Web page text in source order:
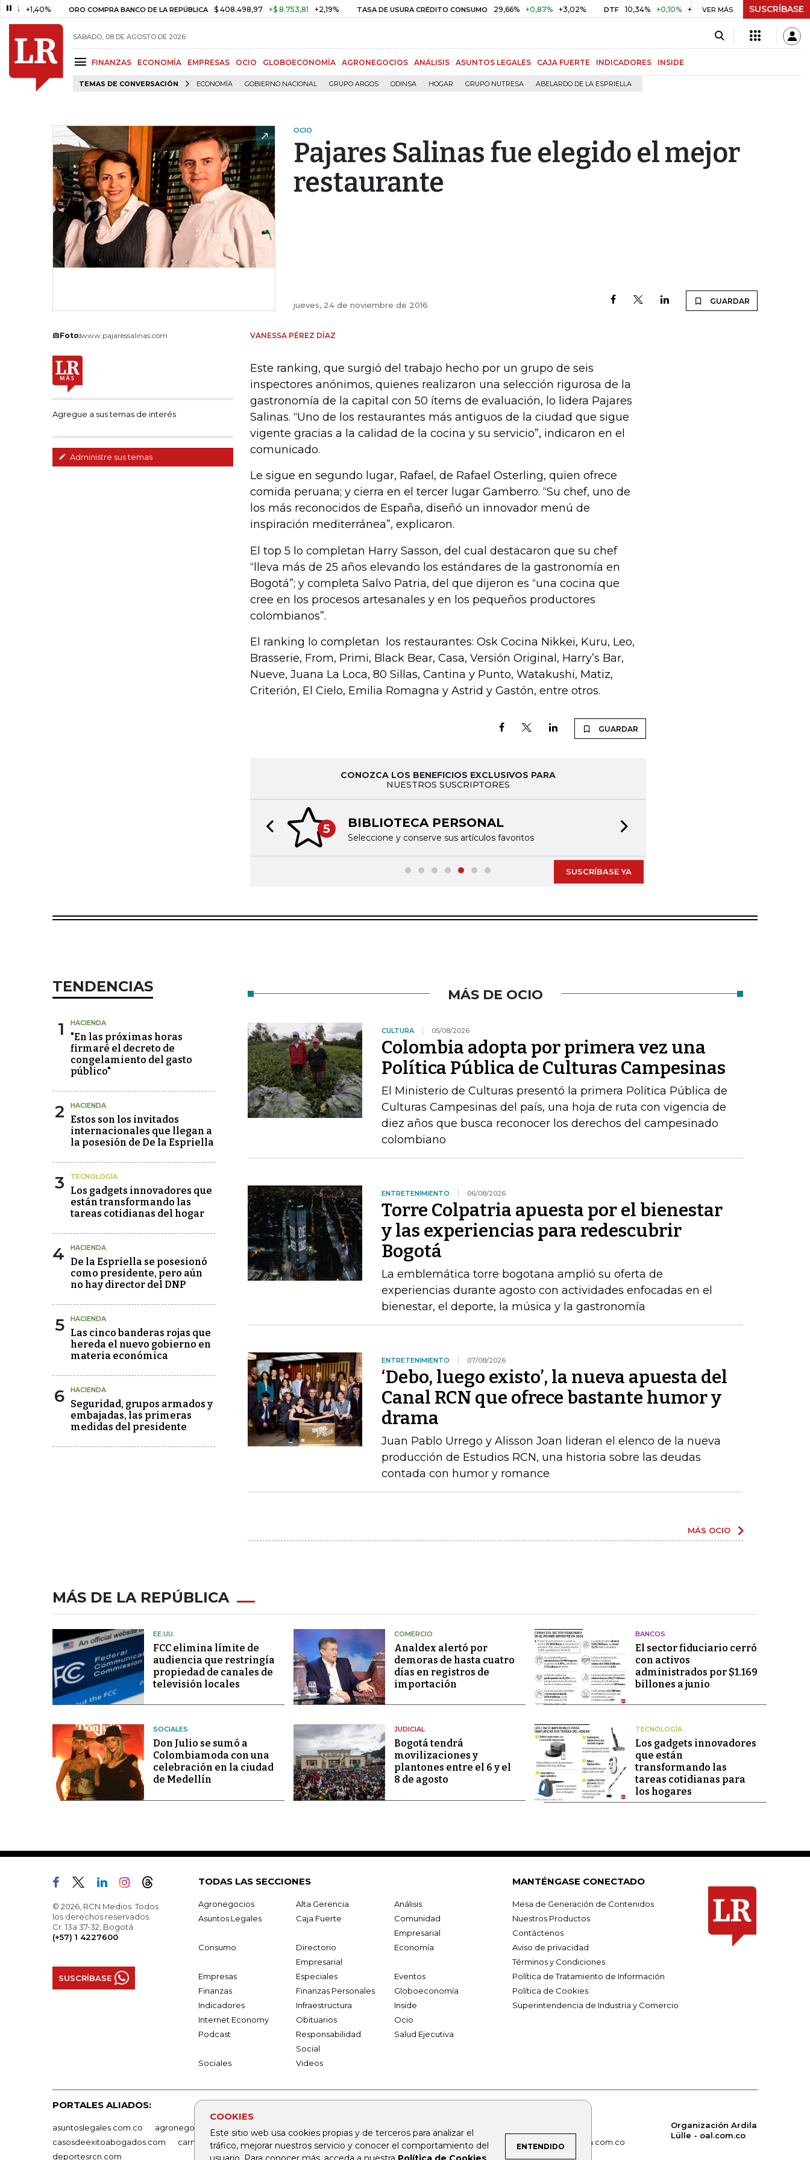
ORO COMPRA BANCO DE LA REPÚBLICA $ 408.498,97 +$ 8.753,81 +2,19% TASA DE USURA CRÉDITO CONSUMO 29,66% +0,87% +3,02% DTF 10,34% +0,10% +0,98% UVR $ 416,96 +$ 0,05
VER MÁS SUSCRÍBASE
SÁBADO, 08 DE AGOSTO DE 2026
FINANZAS ECONOMÍA EMPRESAS OCIO GLOBOECONOMÍA AGRONEGOCIOS ANÁLISIS ASUNTOS LEGALES CAJA FUERTE INDICADORES INSIDE
TEMAS DE CONVERSACIÓN ECONOMÍA GOBIERNO NACIONAL GRUPO ARGOS ODINSA HOGAR GRUPO NUTRESA ABELARDO DE LA ESPRIELLA
COOKIES
Este sitio web usa cookies propias y de terceros para analizar el
tráfico, mejorar nuestros servicio y conocer el comportamiento del
ENTENDIDO
OCIO
Pajares Salinas fue elegido el mejor
restaurante
jueves, 24 de noviembre de 2016 GUARDAR
Foto:www.pajaressalinas.com
Agregue a sus temas de interés
Administre sus temas
VANESSA PÉREZ DÍAZ
Este ranking, que surgió del trabajo hecho por un grupo de seis
inspectores anónimos, quienes realizaron una selección rigurosa de la
gastronomía de la capital con 50 ítems de evaluación, lo lidera Pajares
Salinas. “Uno de los restaurantes más antiguos de la ciudad que sigue
vigente gracias a la calidad de la cocina y su servicio”, indicaron en el
comunicado.
Le sigue en segundo lugar, Rafael, de Rafael Osterling, quien ofrece
comida peruana; y cierra en el tercer lugar Gamberro. “Su chef, uno de
los más reconocidos de España, diseñó un innovador menú de
inspiración mediterránea”, explicaron.
El top 5 lo completan Harry Sasson, del cual destacaron que su chef
“lleva más de 25 años elevando los estándares de la gastronomía en
Bogotá”; y completa Salvo Patria, del que dijeron es “una cocina que
cree en los procesos artesanales y en los pequeños productores
colombianos”.
El ranking lo completan los restaurantes: Osk Cocina Nikkei, Kuru, Leo,
Brasserie, From, Primi, Black Bear, Casa, Versión Original, Harry’s Bar,
Nueve, Juana La Loca, 80 Sillas, Cantina y Punto, Watakushi, Matiz,
Criterión, El Cielo, Emilia Romagna y Astrid y Gastón, entre otros.
GUARDAR
CONOZCA LOS BENEFICIOS EXCLUSIVOS PARA
NUESTROS SUSCRIPTORES
5 BIBLIOTECA PERSONAL
Seleccione y conserve sus artículos favoritos
Previous slide
SUSCRÍBASE YA
TENDENCIAS
1 HACIENDA
"En las próximas horas
firmaré el decreto de
congelamiento del gasto
público"
2 HACIENDA
Estos son los invitados
internacionales que llegan a
la posesión de De la Espriella
3 TECNOLOGÍA
Los gadgets innovadores que
están transformando las
tareas cotidianas del hogar
4 HACIENDA
De la Espriella se posesionó
como presidente, pero aún
no hay director del DNP
5 HACIENDA
Las cinco banderas rojas que
hereda el nuevo gobierno en
materia económica
6 HACIENDA
Seguridad, grupos armados y
embajadas, las primeras
medidas del presidente
MÁS DE OCIO
CULTURA 05/08/2026
Colombia adopta por primera vez una
Política Pública de Culturas Campesinas
El Ministerio de Culturas presentó la primera Política Pública de
Culturas Campesinas del país, una hoja de ruta con vigencia de
diez años que busca reconocer los derechos del campesinado
colombiano
ENTRETENIMIENTO 06/08/2026
Torre Colpatria apuesta por el bienestar
y las experiencias para redescubrir
Bogotá
La emblemática torre bogotana amplió su oferta de
experiencias durante agosto con actividades enfocadas en el
bienestar, el deporte, la música y la gastronomía
ENTRETENIMIENTO 07/08/2026
‘Debo, luego existo’, la nueva apuesta del
Canal RCN que ofrece bastante humor y
drama
Juan Pablo Urrego y Alisson Joan lideran el elenco de la nueva
producción de Estudios RCN, una historia sobre las deudas
contada con humor y romance
MÁS OCIO
MÁS DE LA REPÚBLICA
EE.UU.
FCC elimina límite de
audiencia que restringía
propiedad de canales de
televisión locales
COMERCIO
Analdex alertó por
demoras de hasta cuatro
días en registros de
importación
BANCOS
El sector fiduciario cerró
con activos
administrados por $1.169
billones a junio
SOCIALES
Don Julio se sumó a
Colombiamoda con una
celebración en la ciudad
de Medellín
JUDICIAL
Bogotá tendrá
movilizaciones y
plantones entre el 6 y el
8 de agosto
TECNOLOGÍA
Los gadgets innovadores
que están
transformando las
tareas cotidianas para
los hogares
© 2026, RCN Medios. Todos
los derechos reservados.
Cr. 13a 37-32, Bogotá
(+57) 1 4227600
SUSCRÍBASE
TODAS LAS SECCIONES
Agronegocios Alta Gerencia
Análisis
Asuntos Legales
Caja Fuerte
Comunidad
Empresarial
Consumo
Directorio
Empresarial
Economía
Empresas Especiales
Eventos
Finanzas
Finanzas Personales
Globoeconomía
Indicadores
Infraestructura
Inside
Internet Economy
Obituarios
Ocio
Podcast
Responsabilidad
Social
Salud Ejecutiva
Sociales Videos
MANTÉNGASE CONECTADO
Mesa de Generación de Contenidos
Nuestros Productos
Contáctenos
Aviso de privacidad
Términos y Condiciones
Política de Tratamiento de Información
Política de Cookies
Superintendencia de Industria y Comercio
PORTALES ALIADOS:
asuntoslegales.com.co agronegocios.co empresas.larepublica.co firmasdeabogados.com
bolsaencolombia.com
casosdeexitoabogados.com
carnavalindustriacultural.com canalrcn.com rcnradio.com noticiasrcn.com lafm.com.co
alerta.com.co
deportesrcn.com
Organización Ardila
Lülle - oal.com.co